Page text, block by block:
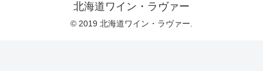
北海道ワイン・ラヴァー
© 2019 北海道ワイン・ラヴァー.